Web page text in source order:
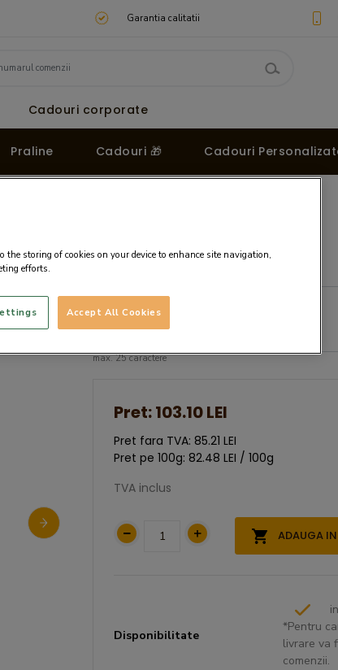
Garantia calitatii
Cadouri corporate
Praline Cadouri 🎁 Cadouri
Text pentru gravare
max. 25 caractere
Pret:103.10 LEI
Pret fara TVA: 85.21 LEI
Pret pe 100g: 82.48 LEI / 100g
TVA inclus
ADAUGA
Disponibilitate
*Pentru
livrare va
comenzii.
the storing of cookies on your device to enhance site navigation,
efforts.
Accept All Cookies